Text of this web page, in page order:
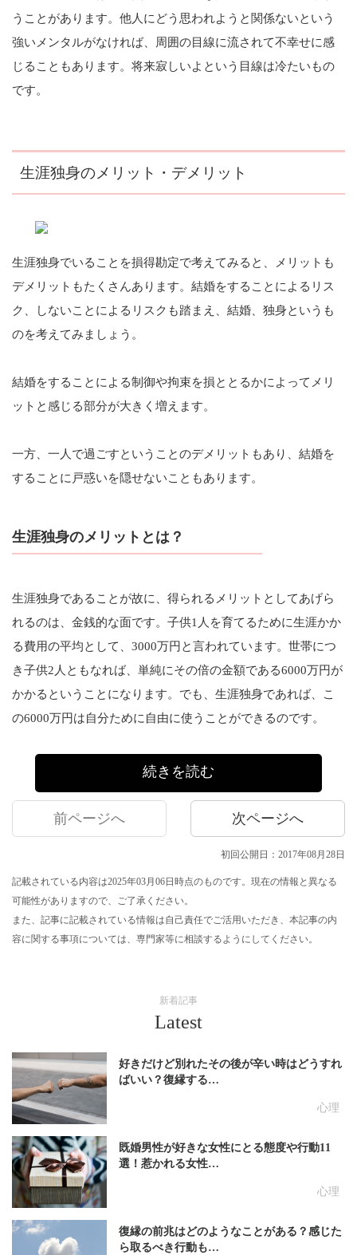
うことがあります。他人にどう思われようと関係ないという
強いメンタルがなければ、周囲の目線に流されて不幸せに感
じることもあります。将来寂しいよという目線は冷たいもの
です。
生涯独身のメリット・デメリット
生涯独身でいることを損得勘定で考えてみると、メリットも
デメリットもたくさんあります。結婚をすることによるリス
ク、しないことによるリスクも踏まえ、結婚、独身というも
のを考えてみましょう。
結婚をすることによる制御や拘束を損ととるかによってメリ
ットと感じる部分が大きく増えます。
一方、一人で過ごすということのデメリットもあり、結婚を
することに戸惑いを隠せないこともあります。
生涯独身のメリットとは？
生涯独身であることが故に、得られるメリットとしてあげら
れるのは、金銭的な面です。子供1人を育てるために生涯かか
る費用の平均として、3000万円と言われています。世帯につ
き子供2人ともなれば、単純にその倍の金額である6000万円が
かかるということになります。でも、生涯独身であれば、こ
の6000万円は自分ために自由に使うことができるのです。
続きを読む
前ページへ 次ページへ
初回公開日：2017年08月28日
記載されている内容は2025年03月06日時点のものです。現在の情報と異なる
可能性がありますので、ご了承ください。
また、記事に記載されている情報は自己責任でご活用いただき、本記事の内
容に関する事項については、専門家等に相談するようにしてください。
新着記事
Latest
心理
好きだけど別れたその後が辛い時はどうすれ
ばいい？復縁する…
心理
既婚男性が好きな女性にとる態度や行動11
選！惹かれる女性…
復縁の前兆はどのようなことがある？感じた
ら取るべき行動も…